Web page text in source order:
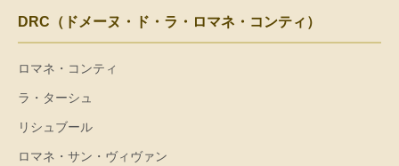
DRC（ドメーヌ・ド・ラ・ロマネ・コンティ）
ロマネ・コンティ
ラ・ターシュ
リシュブール
ロマネ・サン・ヴィヴァン